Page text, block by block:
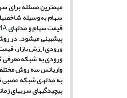
مهمترین مسئله برای
سهام به وسیله شاخص
قیمت سهام و مدل­های
پیشبینی میشود. در
ورودی ارزش بازار،
ورودی به شبکه معرفی
واریانس سه روش
به مدلهای شبکه عصبی
پیچیدگی­های سری­های